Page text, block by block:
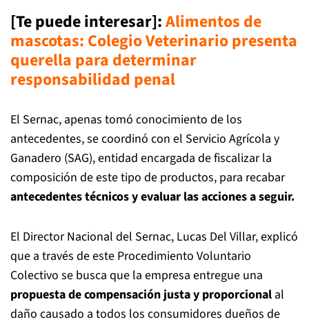
[Te puede interesar]:Alimentos de
mascotas: Colegio Veterinario presenta
querella para determinar
responsabilidad penal
El Sernac, apenas tomó conocimiento de los
antecedentes, se coordinó con el Servicio Agrícola y
Ganadero (SAG), entidad encargada de fiscalizar la
composición de este tipo de productos, para recabar
antecedentes técnicos y evaluar las acciones a seguir.
El Director Nacional del Sernac, Lucas Del Villar, explicó
que a través de este Procedimiento Voluntario
Colectivo se busca que la empresa entregue una
propuesta de compensación justay proporcional al
daño causado a todos los consumidores dueños de